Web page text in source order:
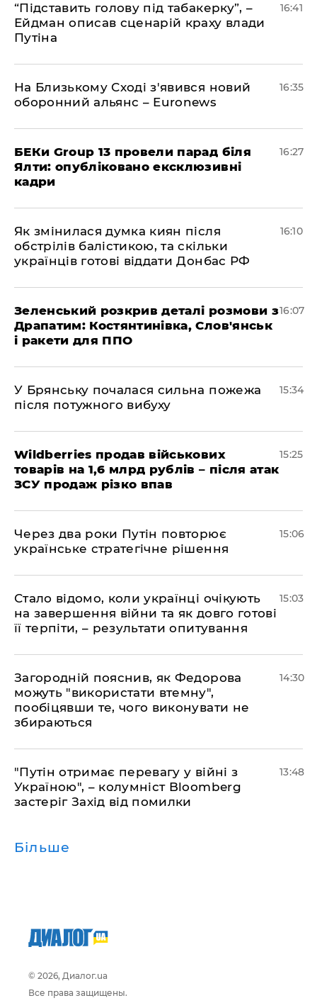
​“Підставить голову під табакерку”, –
Ейдман описав сценарій краху влади
Путіна
16:41
На Близькому Сході з'явився новий
оборонний альянс – Euronews
16:35
БЕКи Group 13 провели парад біля
Ялти: опубліковано ексклюзивні
кадри
16:27
Як змінилася думка киян після
обстрілів балістикою, та скільки
українців готові віддати Донбас РФ
16:10
Зеленський розкрив деталі розмови з
Драпатим: Костянтинівка, Слов'янськ
і ракети для ППО
16:07
У Брянську почалася сильна пожежа
після потужного вибуху
15:34
Wildberries продав військових
товарів на 1,6 млрд рублів – після атак
ЗСУ продаж різко впав
15:25
Через два роки Путін повторює
українське стратегічне рішення
15:06
Стало відомо, коли українці очікують
на завершення війни та як довго готові
її терпіти, – результати опитування
15:03
Загородній пояснив, як Федорова
можуть "використати втемну",
пообіцявши те, чого виконувати не
збираються
14:30
"Путін отримає перевагу у війні з
Україною", – колумніст Bloomberg
застеріг Захід від помилки
13:48
Більше
© 2026, Диалог.ua
Все права защищены.